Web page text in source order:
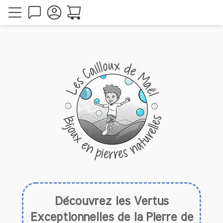
Découvrez les Vertus
Exceptionnelles de la Pierre de